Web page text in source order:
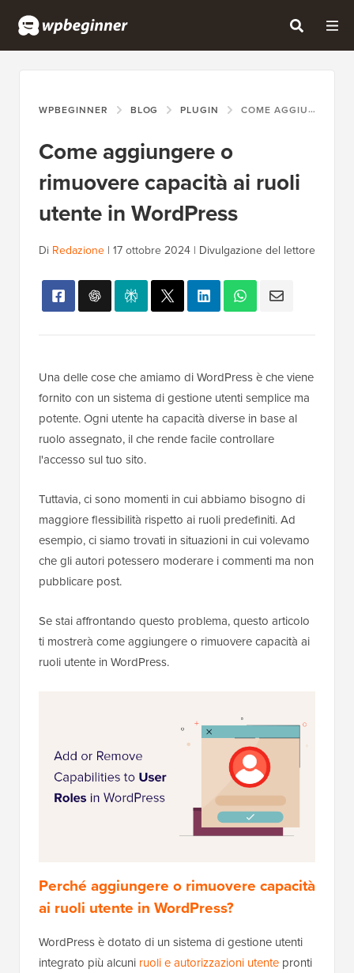
WPBEGINNER BLOG PLUGIN COME AGGIUNGERE O RIMUOVERE CAPACITÀ AI RUOLI UTENTE IN WORDPRESS
Come aggiungere o
rimuovere capacità ai ruoli
utente in WordPress
Di Redazione | 17 ottobre 2024 | Divulgazione del lettore
Una delle cose che amiamo di WordPress è che viene
fornito con un sistema di gestione utenti semplice ma
potente. Ogni utente ha capacità diverse in base al
ruolo assegnato, il che rende facile controllare
l'accesso sul tuo sito.
Tuttavia, ci sono momenti in cui abbiamo bisogno di
maggiore flessibilità rispetto ai ruoli predefiniti. Ad
esempio, ci siamo trovati in situazioni in cui volevamo
che gli autori potessero moderare i commenti ma non
pubblicare post.
Se stai affrontando questo problema, questo articolo
ti mostrerà come aggiungere o rimuovere capacità ai
ruoli utente in WordPress.
Perché aggiungere o rimuovere capacità
ai ruoli utente in WordPress?
WordPress è dotato di un sistema di gestione utenti
integrato più alcuni ruoli e autorizzazioni utente pronti